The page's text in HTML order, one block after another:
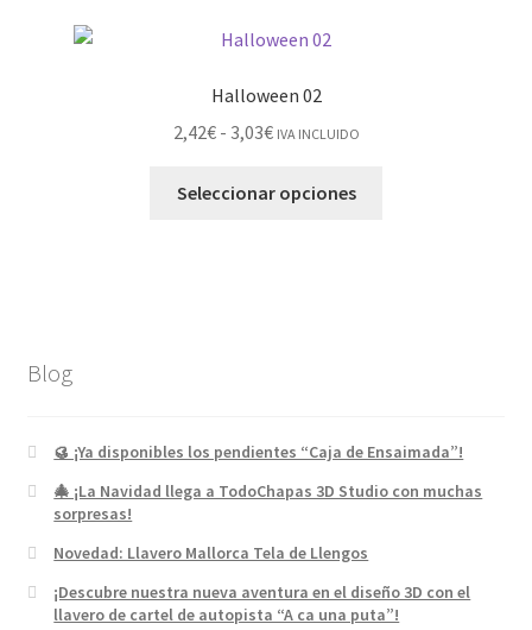
Halloween 02
2,42€ - 3,03€ IVA INCLUIDO
Seleccionar opciones
Blog
🥮 ¡Ya disponibles los pendientes “Caja de Ensaimada”!
🎄 ¡La Navidad llega a TodoChapas 3D Studio con muchas
sorpresas!
Novedad: Llavero Mallorca Tela de Llengos
¡Descubre nuestra nueva aventura en el diseño 3D con el
llavero de cartel de autopista “A ca una puta”!